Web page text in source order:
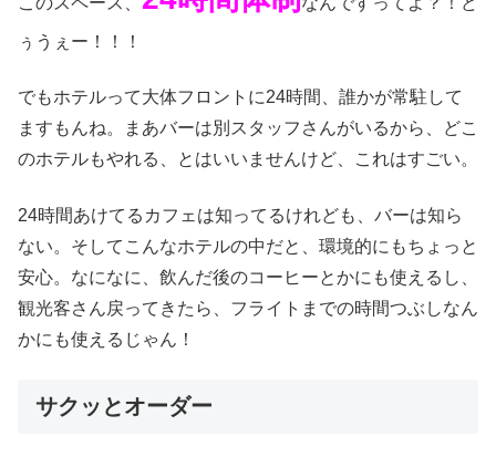
ぅうぇー！！！
でもホテルって大体フロントに24時間、誰かが常駐して
ますもんね。まあバーは別スタッフさんがいるから、どこ
のホテルもやれる、とはいいませんけど、これはすごい。
24時間あけてるカフェは知ってるけれども、バーは知ら
ない。そしてこんなホテルの中だと、環境的にもちょっと
安心。なになに、飲んだ後のコーヒーとかにも使えるし、
観光客さん戻ってきたら、フライトまでの時間つぶしなん
かにも使えるじゃん！
サクッとオーダー